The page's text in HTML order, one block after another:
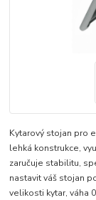
Kytarový stojan pro
lehká konstrukce,
zaručuje stabilitu,
nastavit váš stojan
velikosti kytar, váha